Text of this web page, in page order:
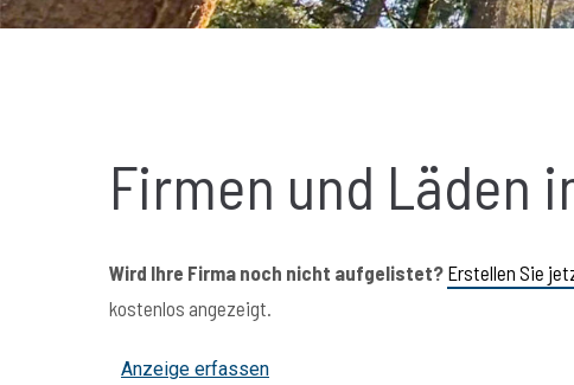
Firmen und Läden
Wird Ihre Firma noch nicht aufgelistet? Erstellen Sie
kostenlos angezeigt.